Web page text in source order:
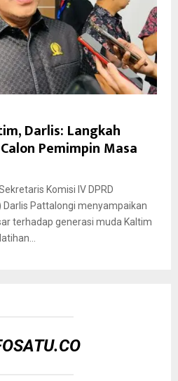
Darlis: Langkah
Pemimpin Masa
Komisi IV DPRD
Pattalongi menyampaikan
terhadap generasi muda Kaltim